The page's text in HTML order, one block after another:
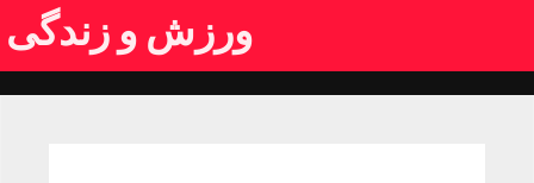
ورزش و زندگی